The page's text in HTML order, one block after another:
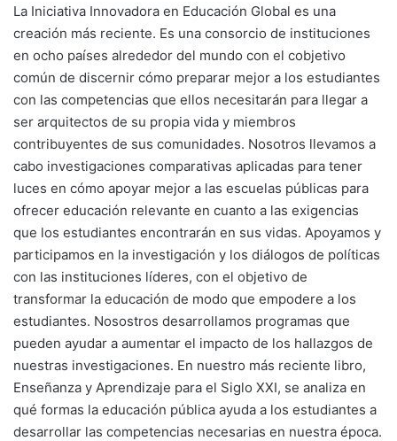
La Iniciativa Innovadora en Educación Global es una
creación más reciente. Es una consorcio de instituciones
en ocho países alrededor del mundo con el cobjetivo
común de discernir cómo preparar mejor a los estudiantes
con las competencias que ellos necesitarán para llegar a
ser arquitectos de su propia vida y miembros
contribuyentes de sus comunidades. Nosotros llevamos a
cabo investigaciones comparativas aplicadas para tener
luces en cómo apoyar mejor a las escuelas públicas para
ofrecer educación relevante en cuanto a las exigencias
que los estudiantes encontrarán en sus vidas. Apoyamos y
participamos en la investigación y los diálogos de políticas
con las instituciones líderes, con el objetivo de
transformar la educación de modo que empodere a los
estudiantes. Nosostros desarrollamos programas que
pueden ayudar a aumentar el impacto de los hallazgos de
nuestras investigaciones. En nuestro más reciente libro,
Enseñanza y Aprendizaje para el Siglo XXI, se analiza en
qué formas la educación pública ayuda a los estudiantes a
desarrollar las competencias necesarias en nuestra época.